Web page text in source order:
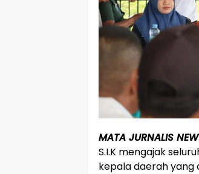
MATA JURNALIS
S.I.K mengajak
kepala daerah yang